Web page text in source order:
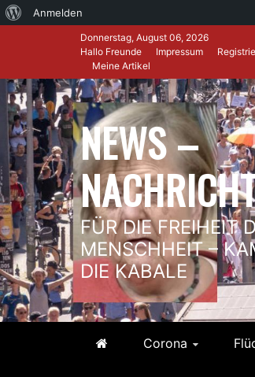
Über
Anmelden
Donnerstag, August 06, 2026
Hallo Freunde
Impressum
Meine Artikel
NEWS –
FÜR DIE FREIHEIT
MENSCHHEIT –
DIE KABALE
Corona